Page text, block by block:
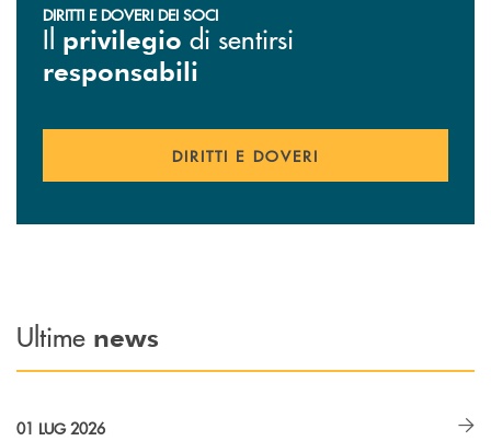
DIRITTI E DOVERI DEI SOCI
Il privilegio di sentirsi
responsabili
DIRITTI E DOVERI
Ultime news
01 LUG 2026